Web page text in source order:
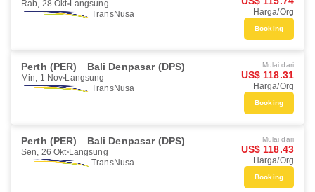
Rab, 28 Okt Langsung
TransNusa
Harga/Org
Booking
Perth (PER) Bali Denpasar (DPS)
Min, 1 Nov Langsung
TransNusa
Mulai dari
US$ 118.31
Harga/Org
Booking
Perth (PER) Bali Denpasar (DPS)
Sen, 26 Okt Langsung
TransNusa
Mulai dari
US$ 118.43
Harga/Org
Booking